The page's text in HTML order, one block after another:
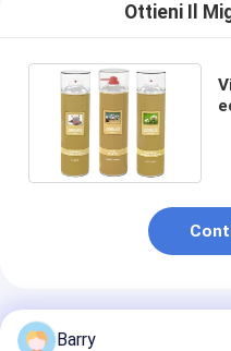
Ottieni Il
Prodotti Raccomandati
Barry